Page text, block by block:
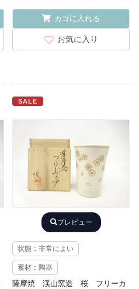
カゴに入れる
お気に入り
SALE
プレビュー
状態：非常によい
素材：陶器
薩摩焼 渓山窯造 桜 フリーカ